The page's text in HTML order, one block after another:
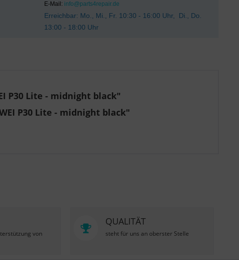
E-Mail: info@parts4repair.de
Erreichbar: Mo., Mi., Fr. 10:30 - 16:00 Uhr, Di., Do.
13:00 - 18:00 Uhr
P30 Lite - midnight black"
P30 Lite - midnight black"
von
QUALITÄT
steht für uns an oberster Stelle